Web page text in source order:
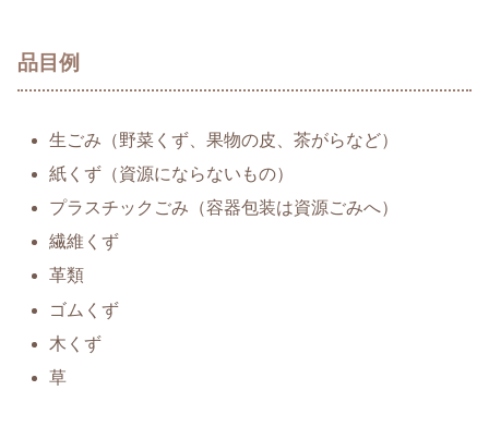
品目例
生ごみ（野菜くず、果物の皮、茶がらなど）
紙くず（資源にならないもの）
プラスチックごみ（容器包装は資源ごみへ）
繊維くず
革類
ゴムくず
木くず
草